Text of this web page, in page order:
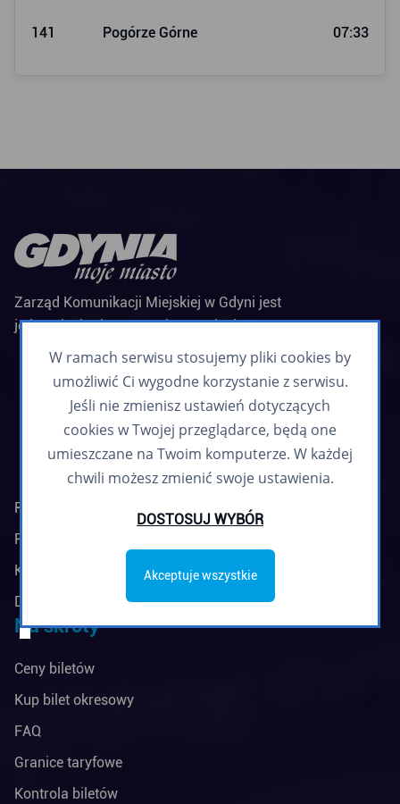
141 Pogórze Górne 07:33
Zarząd Komunikacji Miejskiej w Gdyni jest
jednostką budżetową Miasta Gdyni
Biuletyn informacyjny
Zapisz się
Regulamin biuletynu
Polityka prywatności
Klauzule informacyjne
Deklaracja dostępności
Na skróty
Ceny biletów
Kup bilet okresowy
FAQ
Granice taryfowe
Kontrola biletów
W ramach serwisu stosujemy pliki cookies by
umożliwić Ci wygodne korzystanie z serwisu.
Jeśli nie zmienisz ustawień dotyczących
cookies w Twojej przeglądarce, będą one
umieszczane na Twoim komputerze. W każdej
chwili możesz zmienić swoje ustawienia.
DOSTOSUJ WYBÓR
Akceptuje wszystkie